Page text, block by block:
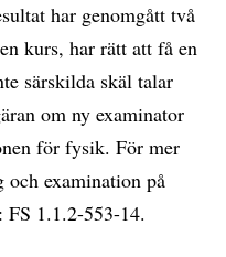
har genomgått två
kurs, har rätt att få en
särskilda skäl talar
om ny examinator
för fysik. För mer
examination på
FS 1.1.2-553-14.